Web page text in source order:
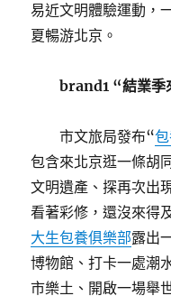
易近文明體驗運動，
夏暢游北京。
brand1 “結業季
市文旅局發布“
包含來北京逛一條胡
文明遺產、探再次出
看著彩修，還沒來得
大生包養俱樂部露出
博物館、打卡一處潮
市樂土、開啟一場舉